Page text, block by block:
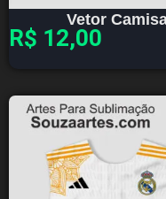
Vetor
R$ 12,00